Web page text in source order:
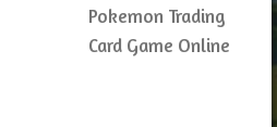
Pokemon Trading
Card Game Online